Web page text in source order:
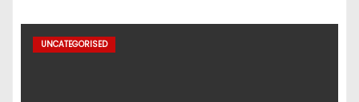
UNCATEGORISED